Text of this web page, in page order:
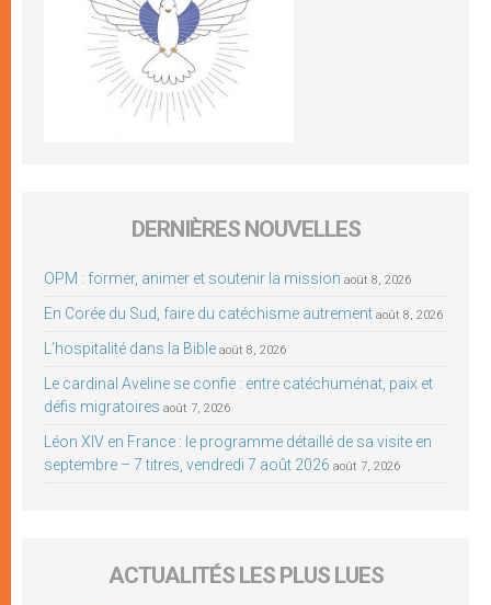
DERNIÈRES NOUVELLES
OPM : former, animer et soutenir la mission août 8, 2026
En Corée du Sud, faire du catéchisme autrement août 8, 2026
L’hospitalité dans la Bible août 8, 2026
Le cardinal Aveline se confie : entre catéchuménat, paix et
défis migratoires août 7, 2026
Léon XIV en France : le programme détaillé de sa visite en
septembre – 7 titres, vendredi 7 août 2026 août 7, 2026
ACTUALITÉS LES PLUS LUES